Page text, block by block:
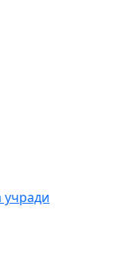
учради